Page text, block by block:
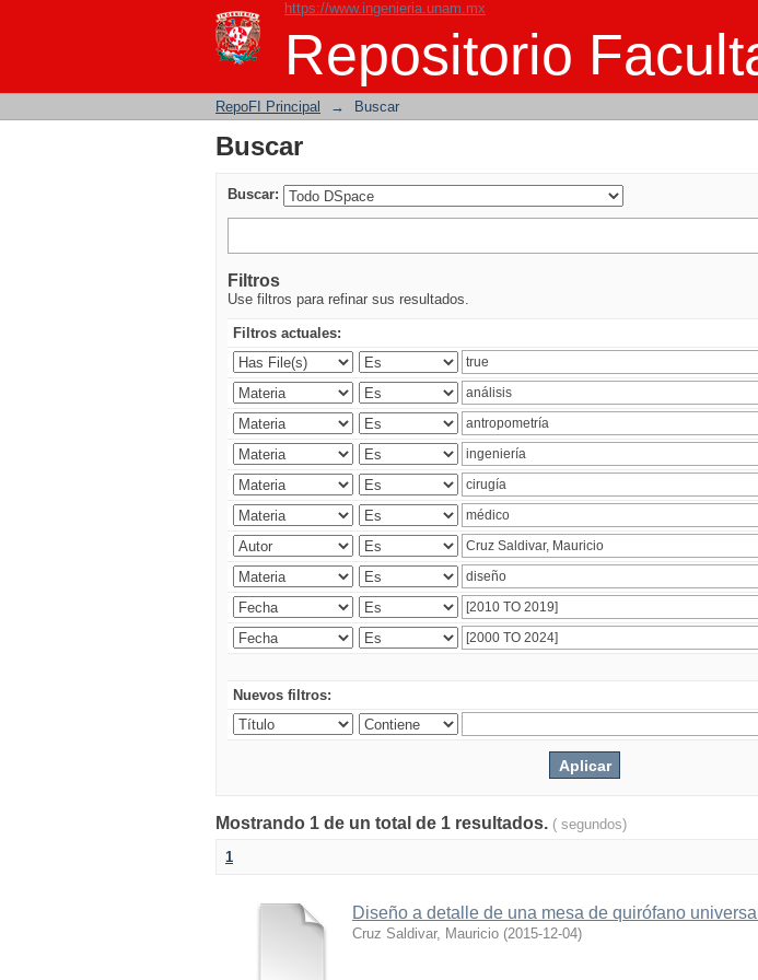
https://www.ingenieria.unam.mx
Repositorio
Buscar
RepoFI Principal → Buscar
Buscar
Buscar:
Filtros
Use filtros para refinar sus resultados.
Filtros actuales:
Nuevos filtros:
Mostrando 1 de un total de 1 resultados. ( segundos)
1
Diseño a detalle de una mesa de quirófano universal
Cruz Saldivar, Mauricio (2015-12-04)